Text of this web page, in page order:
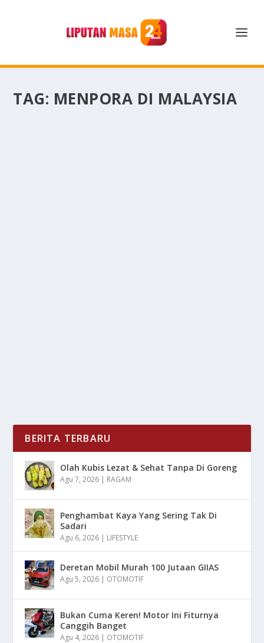
TAG: MENPORA DI MALAYSIA
BERITA TERBARU
Olah Kubis Lezat & Sehat Tanpa Di Goreng
Agu 7, 2026 | RAGAM
Penghambat Kaya Yang Sering Tak Di
Sadari
Agu 6, 2026 | LIFESTYLE
Deretan Mobil Murah 100 Jutaan GIIAS
Agu 5, 2026 | OTOMOTIF
Bukan Cuma Keren! Motor Ini Fiturnya
Canggih Banget
Agu 4, 2026 | OTOMOTIF